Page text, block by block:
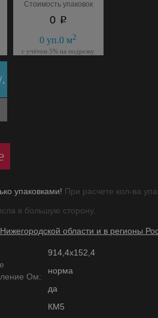
Стоимость упаковок
0 p
0 уп.0 м2
с учётом 5% на подрезку
упаковками! При расчете кол-ва
в большую сторону.
области и в регионы
914,4х152,4
Ом:
норма
да
КМ5